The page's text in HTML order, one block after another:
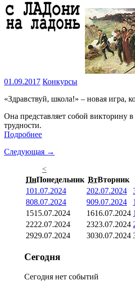
01.09.2017 Конкурсы
«Здравствуй, школа!» – новая игра,
Она представляет собой викторину
трудности.
Подробнее
Следующая →
<
ПнПонедельник ВтВторник
101.07.2024 202.07.2024
808.07.2024 909.07.2024
1515.07.2024 1616.07.2024
2222.07.2024 2323.07.2024
2929.07.2024 3030.07.2024
Сегодня
Сегодня нет событий